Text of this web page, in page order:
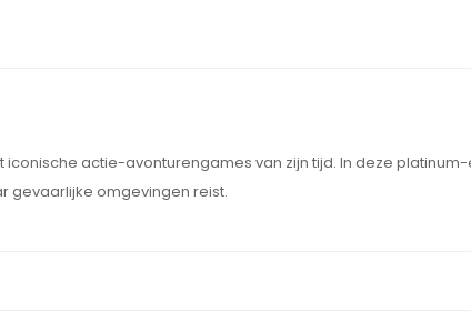
iconische actie-avonturengames van zijn tijd. In deze
gevaarlijke omgevingen reist.